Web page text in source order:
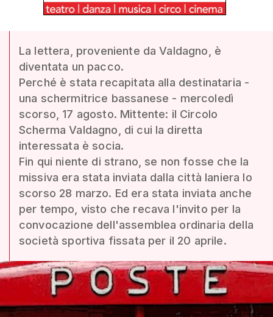
La lettera, proveniente da Valdagno, è
diventata un pacco.
Perché è stata recapitata alla destinataria -
una schermitrice bassanese - mercoledì
scorso, 17 agosto. Mittente: il Circolo
Scherma Valdagno, di cui la diretta
interessata è socia.
Fin qui niente di strano, se non fosse che la
missiva era stata inviata dalla città laniera lo
scorso 28 marzo. Ed era stata inviata anche
per tempo, visto che recava l'invito per la
convocazione dell'assemblea ordinaria della
società sportiva fissata per il 20 aprile.